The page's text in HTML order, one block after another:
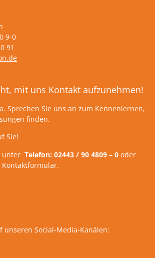
9-0
91
mit uns Kontakt aufzunehmen!
Sprechen Sie uns an zum Kennenlernen,
finden.
Sie!
unter Telefon: 02443 / 90 4809 – 0 oder
unseren Social-Media-Kanälen: